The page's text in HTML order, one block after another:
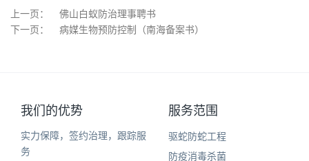
上一页：
佛山白蚁防治理事聘书
下一页：
病媒生物预防控制（南海备案书）
我们的优势
实力保障，签约治理，跟踪服
务
服务范围
驱蛇防蛇工程
防疫消毒杀菌